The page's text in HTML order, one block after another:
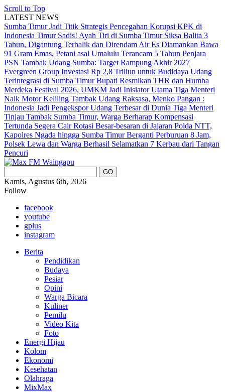
Scroll to Top
LATEST NEWS
Sumba Timur Jadi Titik Strategis Pencegahan Korupsi KPK di
Indonesia Timur Sadis! Ayah Tiri di Sumba Timur Siksa Balita 3
Tahun, Digantung Terbalik dan Direndam Air Es Diamankan Bawa
91 Gram Emas, Petani asal Umalulu Terancam 5 Tahun Penjara
PSN Tambak Udang Sumba: Target Rampung Akhir 2027
Evergreen Group Investasi Rp 2,8 Triliun untuk Budidaya Udang
Terintegrasi di Sumba TimurBupati Resmikan THR dan Humba
Merdeka Festival 2026, UMKM Jadi Inisiator Utama Tiga Menteri
Naik Motor Keliling Tambak Udang Raksasa, Menko Pangan :
Indonesia Jadi Pengekspor Udang Terbesar di Dunia Tiga Menteri
Tinjau Tambak Sumba Timur, Warga Berharap Kompensasi
Tertunda Segera CairRotasi Besar-besaran di Jajaran Polda NTT,
Kapolres Ngada hingga Sumba Timur Berganti Perburuan 8 Jam,
Polsek Lewa dan Warga Berhasil Selamatkan 7 Kerbau dari Tangan
Pencuri
Kamis, Agustus 6th, 2026
Follow
facebook
youtube
gplus
instagram
Berita
Pendidikan
Budaya
Pesiar
Opini
Warga Bicara
Kuliner
Pemilu
Video Kita
Foto
Energi Hijau
Kolom
Ekonomi
Kesehatan
Olahraga
MixMax